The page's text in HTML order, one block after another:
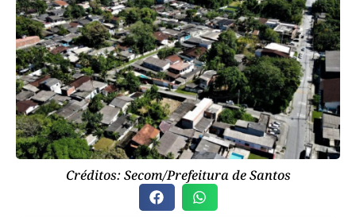
Créditos: Secom/Prefeitura de Santos